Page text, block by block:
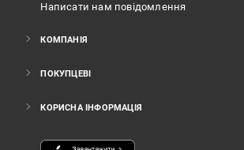
Написати нам повідомлення
КОМПАНІЯ
ПОКУПЦЕВІ
КОРИСНА ІНФОРМАЦІЯ